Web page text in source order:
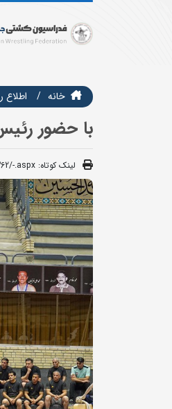
خانه اطلاع
با حضور
لینک کوتاه: .aspx